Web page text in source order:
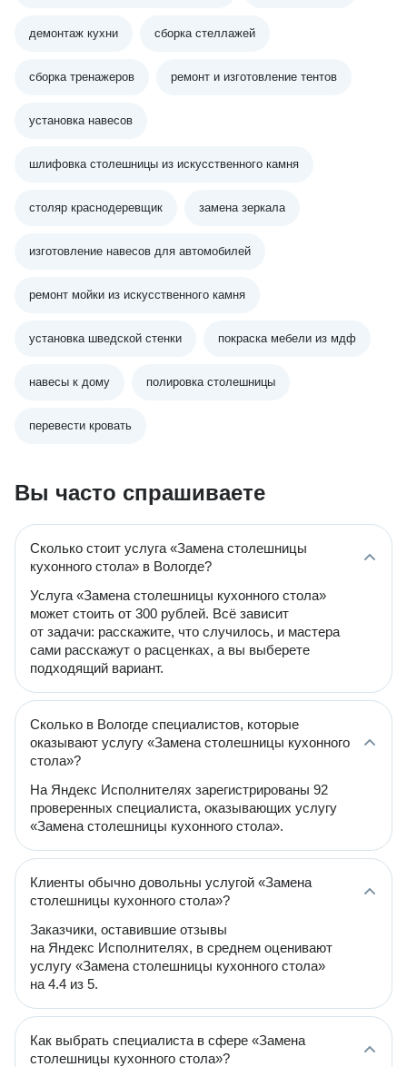
демонтаж кухни сборка стеллажей
сборка тренажеров ремонт и изготовление тентов
установка навесов
шлифовка столешницы из искусственного камня
столяр краснодеревщик замена зеркала
изготовление навесов для автомобилей
ремонт мойки из искусственного камня
установка шведской стенки покраска мебели из мдф
навесы к дому полировка столешницы
перевести кровать
Вы часто спрашиваете
Сколько стоит услуга «Замена столешницы
кухонного стола» в Вологде?
Услуга «Замена столешницы кухонного стола»
может стоить от 300 рублей. Всё зависит
от задачи: расскажите, что случилось, и мастера
сами расскажут о расценках, а вы выберете
подходящий вариант.
Сколько в Вологде специалистов, которые
оказывают услугу «Замена столешницы кухонного
стола»?
На Яндекс Исполнителях зарегистрированы 92
проверенных специалиста, оказывающих услугу
«Замена столешницы кухонного стола».
Клиенты обычно довольны услугой «Замена
столешницы кухонного стола»?
Заказчики, оставившие отзывы
на Яндекс Исполнителях, в среднем оценивают
услугу «Замена столешницы кухонного стола»
на 4.4 из 5.
Как выбрать специалиста в сфере «Замена
столешницы кухонного стола»?